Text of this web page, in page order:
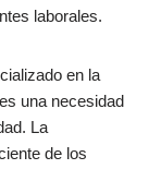
laborales.
en la
una necesidad
La
de los